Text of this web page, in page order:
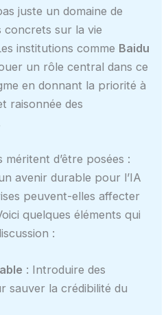
juste un domaine de
concrets sur la vie
institutions comme Baidu
un rôle central dans ce
en donnant la priorité à
raisonnée des
d’être posées :
avenir durable pour l’IA
peuvent-elles affecter
quelques éléments qui
:
: Introduire des
sauver la crédibilité du